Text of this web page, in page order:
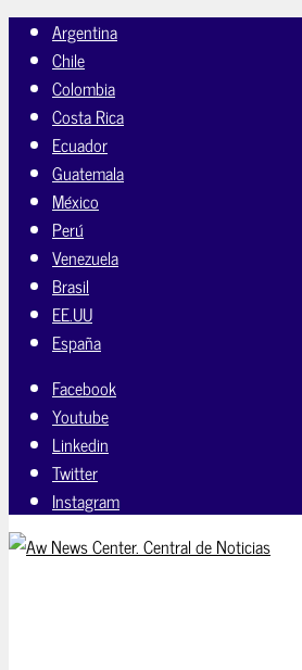
Argentina
Chile
Colombia
Costa Rica
Ecuador
Guatemala
México
Perú
Venezuela
Brasil
EE.UU
España
Facebook
Youtube
Linkedin
Twitter
Instagram